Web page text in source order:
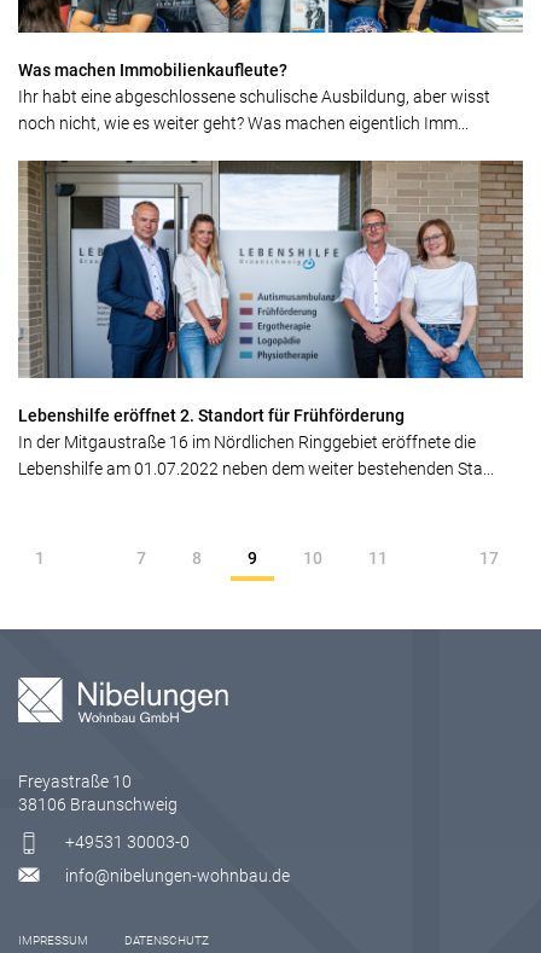
Was machen Immobilienkaufleute?
Ihr habt eine abgeschlossene schulische Ausbildung, aber wisst
noch nicht, wie es weiter geht? Was machen eigentlich Imm...
Lebenshilfe eröffnet 2. Standort für Frühförderung
In der Mitgaustraße 16 im Nördlichen Ringgebiet eröffnete die
Lebenshilfe am 01.07.2022 neben dem weiter bestehenden Sta...
1 7 8 9 10 11 17
Freyastraße 10
38106 Braunschweig
+49531 30003-0
info@nibelungen-wohnbau.de
IMPRESSUM DATENSCHUTZ